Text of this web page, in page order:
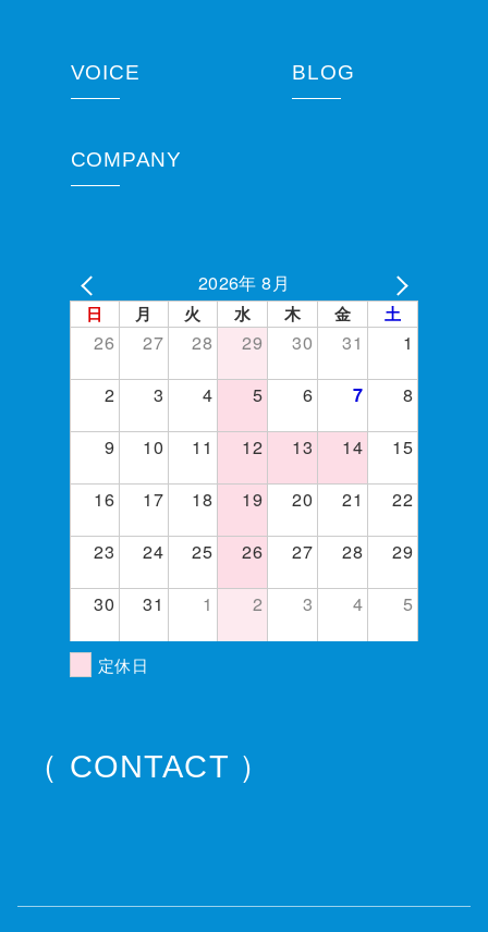
VOICE BLOG
COMPANY
2026年 8月
日 月 火 水 木 金 土
26 27 28 29 30 31
1
2
3 4 5 6 7
8
9
10 11 12 13 14
15
16
17 18 19 20 21
22
23
24 25 26 27 28
29
30
31 1 2 3 4 5
定休日
（ CONTACT ）